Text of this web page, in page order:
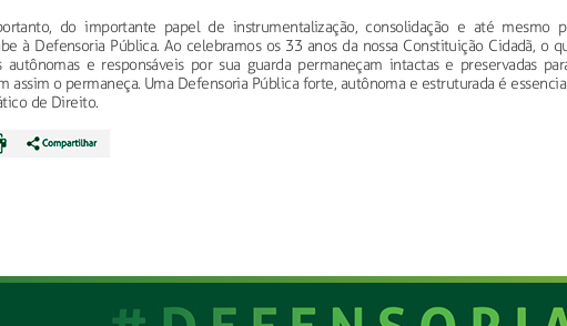
do importante papel de instrumentalização, consolidação e até mesmo
à Defensoria Pública. Ao celebramos os 33 anos da nossa Constituição Cidadã, o
autônomas e responsáveis por sua guarda permaneçam intactas e preservadas
assim o permaneça. Uma Defensoria Pública forte, autônoma e estruturada é
de Direito.